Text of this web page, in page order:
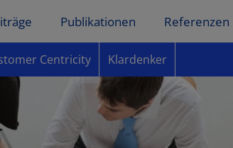
Publikationen Referenzen
Centricity Klardenker